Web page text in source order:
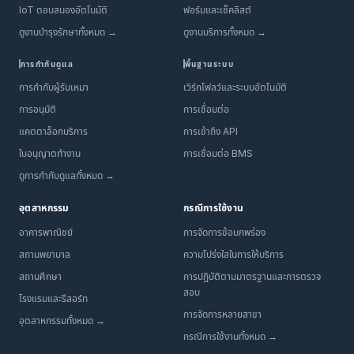
IoT ตอบสนองอัตโนมัติ
ดูงานบำรุงรักษาทั้งหมด →
ฟอร์มและเช็คลิสต์
ดูงานบริการทั้งหมด →
การกำกับดูแล
การกำกับผู้รับเหมา
การอนุมัติ
แคตตาล็อกบริการ
ใบอนุญาตทำงาน
ดูการกำกับดูแลทั้งหมด →
พื้นฐานระบบ
เวิร์กโฟลว์และระบบอัตโนมัติ
การเชื่อมต่อ
การเข้าถึง API
การเชื่อมต่อ BMS
อุตสาหกรรม
อาคารพาณิชย์
สถานพยาบาล
สถานศึกษา
โรงแรมและรีสอร์ท
อุตสาหกรรมทั้งหมด →
กรณีการใช้งาน
การจัดการข้อบกพร่อง
ความโปร่งใสในการให้บริการ
การปฏิบัติตามมาตรฐานและการตรวจ
สอบ
การจัดการหลายสาขา
กรณีการใช้งานทั้งหมด →